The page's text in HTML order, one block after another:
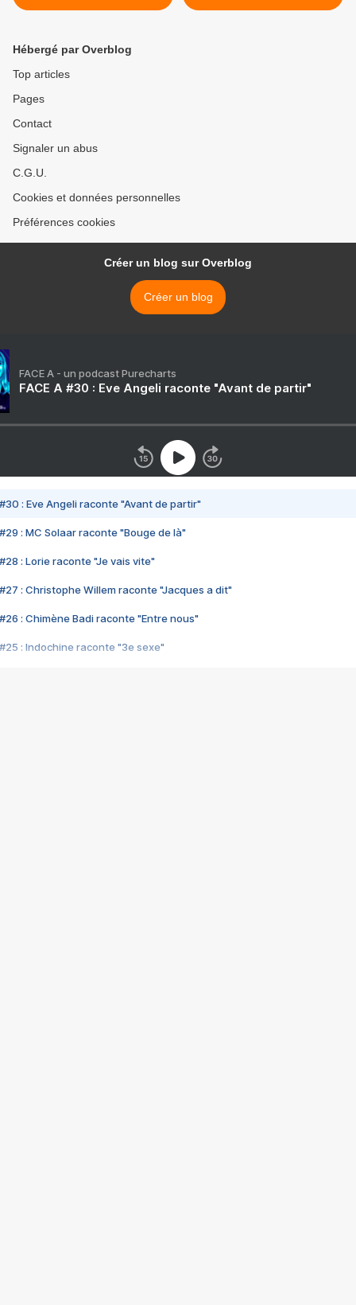
Hébergé par Overblog
Top articles
Pages
Contact
Signaler un abus
C.G.U.
Cookies et données personnelles
Préférences cookies
Créer un blog sur Overblog
Créer un blog
FACE A - un podcast Purecharts
FACE A #30 : Eve Angeli raconte "Avant de partir"
#30 : Eve Angeli raconte "Avant de partir"
#29 : MC Solaar raconte "Bouge de là"
#28 : Lorie raconte "Je vais vite"
#27 : Christophe Willem raconte "Jacques a dit"
#26 : Chimène Badi raconte "Entre nous"
#25 : Indochine raconte "3e sexe"